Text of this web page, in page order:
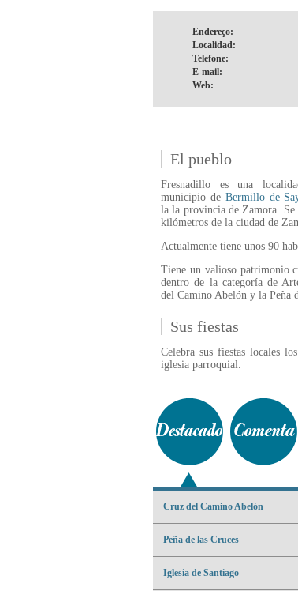
Endereço:
Localidad:
Telefone:
E-mail:
Web:
El pueblo
Fresnadillo es una
municipio de Bermillo de
la la provincia de Zamora. Se
kilómetros de la ciudad de
Actualmente tiene unos 90
Tiene un valioso patrimonio
dentro de la categoría de
del Camino Abelón y la Peña
Sus fiestas
Celebra sus fiestas locales
iglesia parroquial.
Cruz del Camino Abelón
Peña de las Cruces
Iglesia de Santiago